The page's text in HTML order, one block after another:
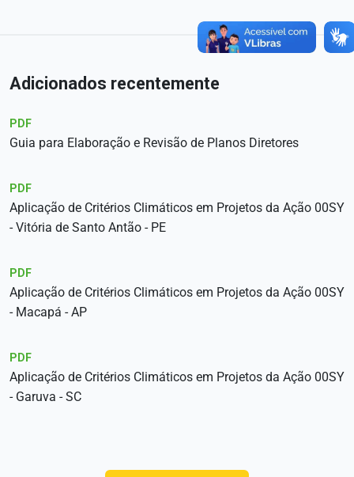
Adicionados recentemente
PDF
Guia para Elaboração e Revisão de Planos Diretores
PDF
Aplicação de Critérios Climáticos em Projetos da Ação 00SY
- Vitória de Santo Antão - PE
PDF
Aplicação de Critérios Climáticos em Projetos da Ação 00SY
- Macapá - AP
PDF
Aplicação de Critérios Climáticos em Projetos da Ação 00SY
- Garuva - SC